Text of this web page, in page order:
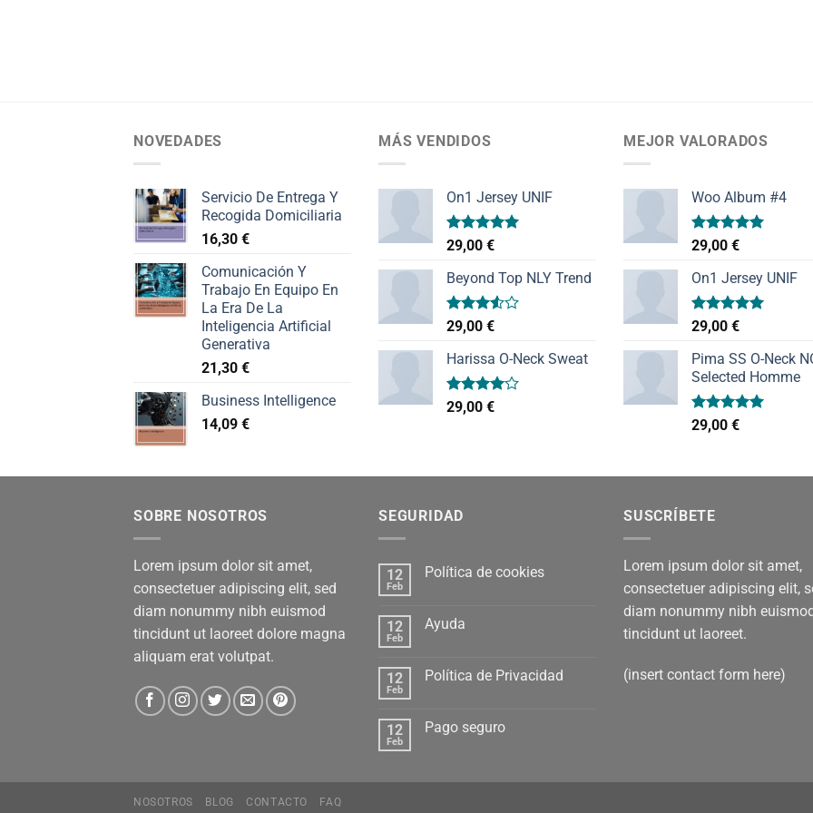
NOVEDADES
Servicio De Entrega Y
Recogida Domiciliaria
16,30 €
Comunicación Y
Trabajo En Equipo En
La Era De La
Inteligencia Artificial
Generativa
21,30 €
Business Intelligence
14,09 €
MÁS VENDIDOS
On1 Jersey UNIF
Valorado
con
de 5
29,00 €
Beyond Top NLY Trend
Valorado
con
3.50de
5
29,00 €
Harissa O-Neck Sweat
Valorado
con
29,00 €
MEJOR VALORADOS
Woo Album #4
Valorado
con
de 5
29,00 €
On1 Jersey UNIF
Valorado
con
de 5
29,00 €
Pima SS O-Neck
Selected Homme
Valorado
con
29,00 €
SOBRE NOSOTROS
Lorem ipsum dolor sit amet,
consectetuer adipiscing elit, sed
diam nonummy nibh euismod
tincidunt ut laoreet dolore magna
aliquam erat volutpat.
SEGURIDAD
12
Feb
Política de cookies
12
Feb
Ayuda
12
Feb
Política de Privacidad
12
Feb
Pago seguro
SUSCRÍBETE
Lorem ipsum dolor sit amet,
consectetuer adipiscing elit,
diam nonummy nibh
tincidunt ut laoreet.
(insert contact form here)
NOSOTROS BLOG CONTACTO FAQ